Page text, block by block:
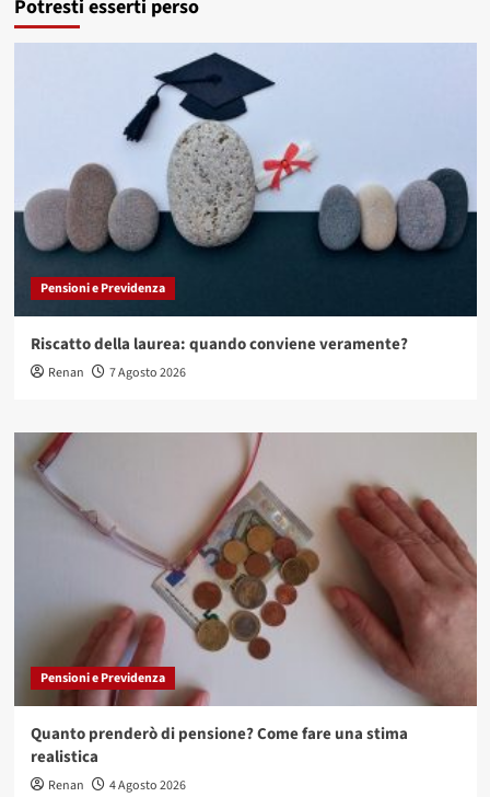
Potresti esserti perso
Pensioni e Previdenza
Riscatto della laurea: quando conviene veramente?
Renan 7 Agosto 2026
Pensioni e Previdenza
Quanto prenderò di pensione? Come fare una stima
realistica
Renan 4 Agosto 2026